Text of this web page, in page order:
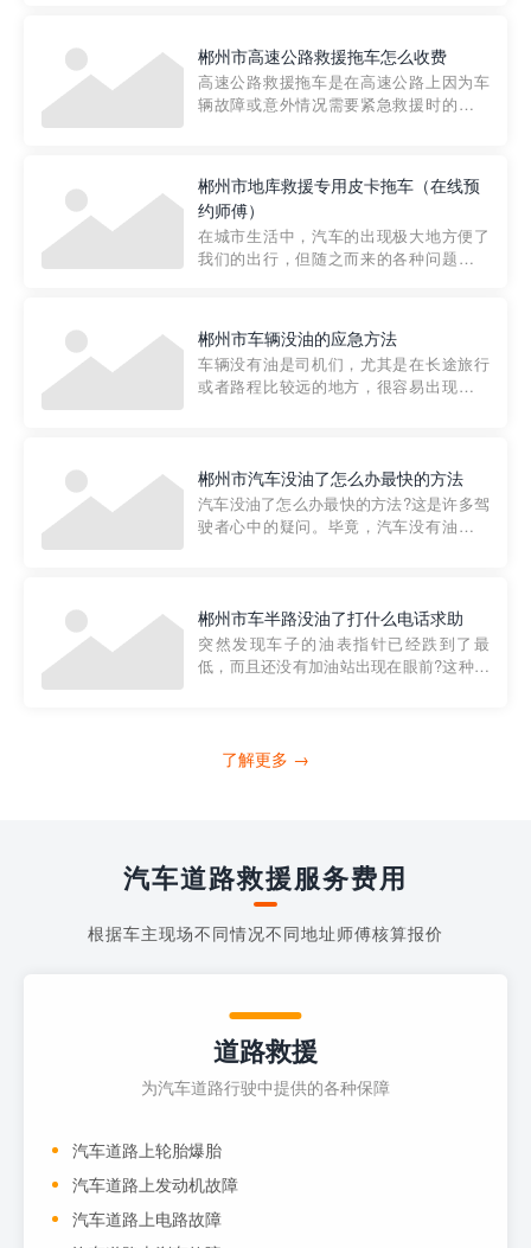
细解析一下市区事故救援拖车的收费标
准，以及在选用拖车服务时应注...
郴州市高速公路救援拖车怎么收费
高速公路救援拖车是在高速公路上因为车
辆故障或意外情况需要紧急救援时的必备
路救援拖车的收费标准是由当地交通管理
部门制定的。起步价通...
郴州市地库救援专用皮卡拖车（在线预
约师傅）
在城市生活中，汽车的出现极大地方便了
我们的出行，但随之而来的各种问题也让
紧急情况下，我们需要一种高效可靠的救
援方式。而这时，地库救援专...
郴州市车辆没油的应急方法
车辆没有油是司机们，尤其是在长途旅行
或者路程比较远的地方，很容易出现这种
的送油师傅，解决没油的紧急情况。 首
先，让我们来了解一下穿...
郴州市汽车没油了怎么办最快的方法
汽车没油了怎么办最快的方法?这是许多驾
驶者心中的疑问。毕竟，汽车没有油就无
越者小程序是一款专门解决汽车没油问题
的在线服务平台。通过...
郴州市车半路没油了打什么电话求助
突然发现车子的油表指针已经跌到了最
低，而且还没有加油站出现在眼前?这种情
打4006363122请求送油人员来帮助你。
了解更多 →
汽车道路救援服务费用
根据车主现场不同情况不同地址师傅核算报价
道路救援
为汽车道路行驶中提供的各种保障
汽车道路上轮胎爆胎
汽车道路上发动机故障
汽车道路上电路故障